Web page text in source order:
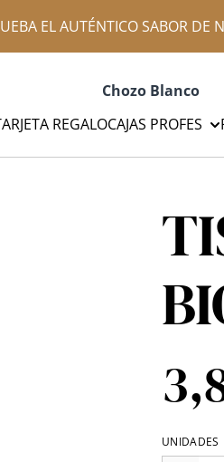
EL AUTÉNTICO SABOR DE
Chozo Blanco
REGALOCAJAS PROFES
UNIDADES